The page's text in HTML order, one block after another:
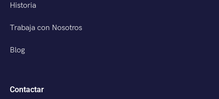
Historia
Trabaja con Nosotros
Blog
Contactar